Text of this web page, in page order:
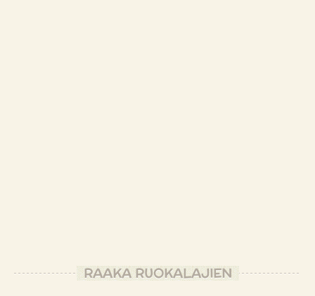
RAAKA RUOKALAJIEN